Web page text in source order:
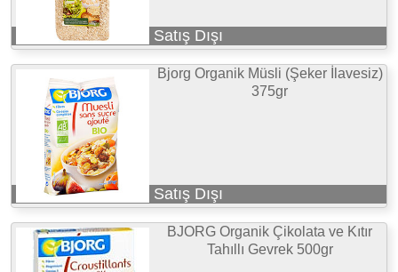
Satış Dışı
Bjorg Organik Müsli (Şeker İlavesiz)
375gr
Satış Dışı
BJORG Organik Çikolata ve Kıtır
Tahıllı Gevrek 500gr